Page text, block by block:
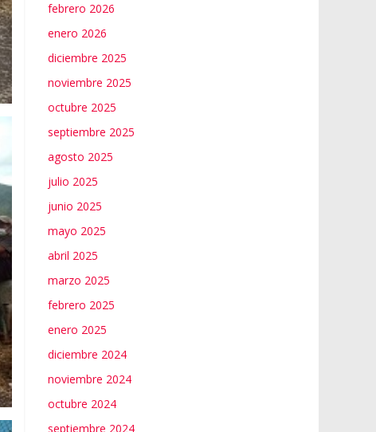
febrero 2026
enero 2026
diciembre 2025
noviembre 2025
octubre 2025
septiembre 2025
agosto 2025
julio 2025
junio 2025
mayo 2025
abril 2025
marzo 2025
febrero 2025
enero 2025
diciembre 2024
noviembre 2024
octubre 2024
septiembre 2024